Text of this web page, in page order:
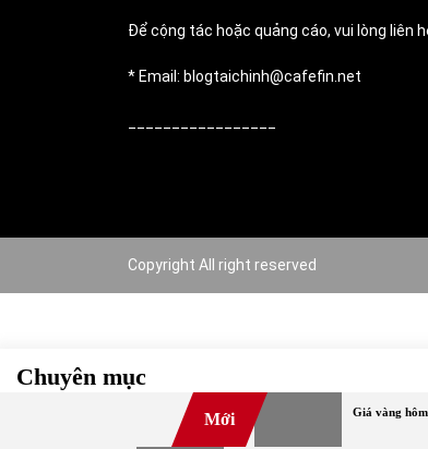
Mới Giá vàng
Để cộng tác hoặc quảng cáo, vui lòng liên
* Email: blogtaichinh@cafefin.net
Copyright All right reserved
Chuyên mục
Bất động sản